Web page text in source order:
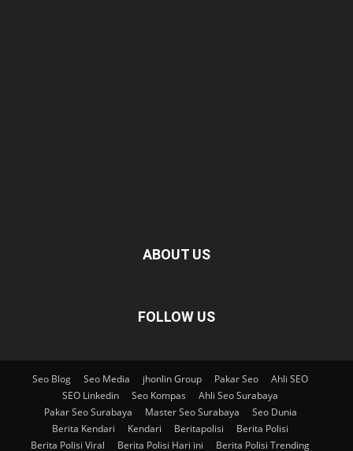
ABOUT US
FOLLOW US
Seo Blog Seo Media jhonlin Group Pakar Seo
Ahli SEO
SEO Linkedin
Seo Kompas
Ahli Seo Surabaya
Pakar Seo Surabaya
Master Seo Surabaya
Seo Dunia
Berita Kendari
Kendari Beritapolisi
Berita Polisi
Berita Polisi Viral
Berita Polisi Hari ini Berita Polisi Trending